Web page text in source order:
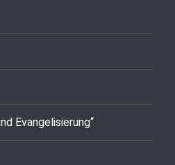
Evangelisierung“